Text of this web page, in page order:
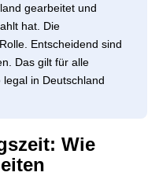
gearbeitet und
hat. Die
Entscheidend sind
Das gilt für alle
in Deutschland
Wie